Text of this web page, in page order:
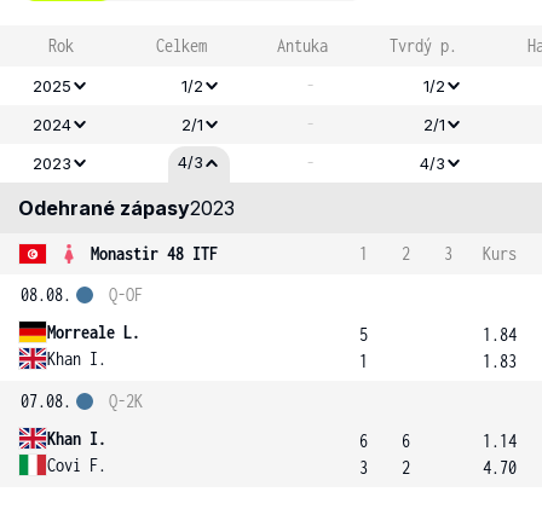
Rok Celkem Antuka Tvrdý p.
2025 1/2 -
1/2
2024
2/1 -
2/1
2023
4/3 - 4/3
Odehrané zápasy2023
Monastir 48 ITF 1 2 3
Kurs
08.08.
Morreale L.
Khan I.
Q-OF
5
1
1.84
1.83
07.08.
Khan I.
Covi F.
Q-2K
6
3
6
2
1.14
4.70